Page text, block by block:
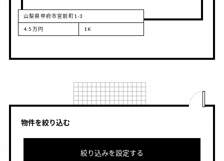
山梨県甲府市宮前町1-3
4.5万円 1K
物件を絞り込む
絞り込みを設定する